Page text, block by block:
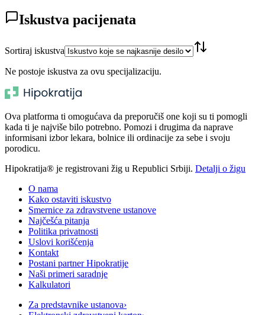
Iskustva pacijenata
Sortiraj iskustva
Ne postoje iskustva za ovu specijalizaciju.
Ova platforma ti omogućava da preporučiš one koji su ti pomogli
kada ti je najviše bilo potrebno. Pomozi i drugima da naprave
informisani izbor lekara, bolnice ili ordinacije za sebe i svoju
porodicu.
Hipokratija® je registrovani žig u Republici Srbiji. Detalji o žigu
O nama
Kako ostaviti iskustvo
Smernice za zdravstvene ustanove
Najčešća pitanja
Politika privatnosti
Uslovi korišćenja
Kontakt
Postani partner Hipokratije
Naši primeri saradnje
Kalkulatori
Za predstavnike ustanova›